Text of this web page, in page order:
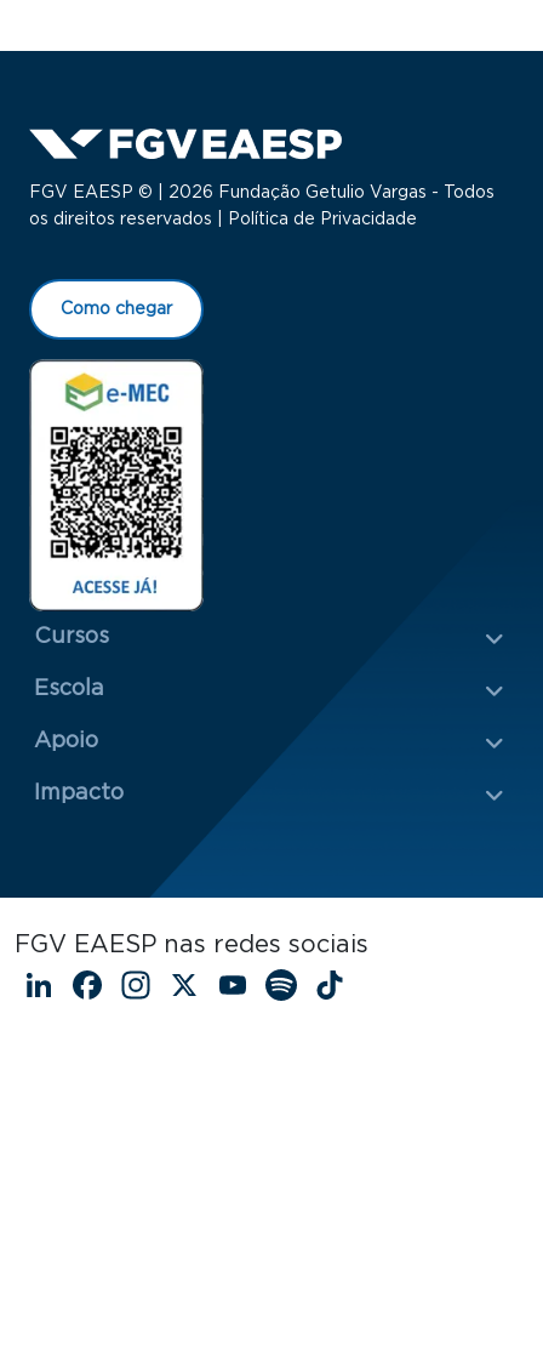
FGV EAESP © | 2026 Fundação Getulio Vargas - Todos
os direitos reservados |
Política de Privacidade
Como chegar
Menu Rodapé 1
Cursos
Escola
Rodapé 2
Apoio
Impacto
FGV EAESP nas redes sociais
LinkedIn
Facebook
Instagram
X YouTube
Spotify